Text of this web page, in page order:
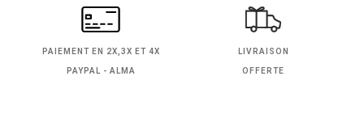
PAIEMENT EN 2X,3X ET 4X
PAYPAL - ALMA
LIVRAISON
OFFERTE